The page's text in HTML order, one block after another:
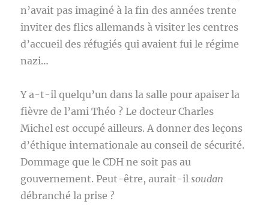
n’avait pas imaginé à la fin des années trente
inviter des flics allemands à visiter les centres
d’accueil des réfugiés qui avaient fui le régime
nazi…
Y a-t-il quelqu’un dans la salle pour apaiser la
fièvre de l’ami Théo ? Le docteur Charles
Michel est occupé ailleurs. A donner des leçons
d’éthique internationale au conseil de sécurité.
Dommage que le CDH ne soit pas au
gouvernement. Peut-être, aurait-ilsoudan
débranché la prise ?